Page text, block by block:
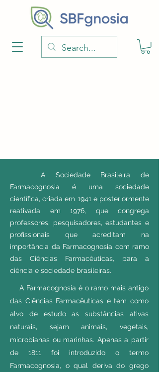
A Sociedade Brasileira de
Farmacognosia é uma sociedade
científica, criada em 1941 e posteriormente
reativada em 1976, que congrega
professores, pesquisadores, estudantes e
profissionais que acreditam na
importância da Farmacognosia com ramo
das Ciências Farmacêuticas, para a
ciência e sociedade brasileiras.
A Farmacognosia é o ramo mais antigo
das Ciências Farmacêuticas e tem como
alvo de estudo as substâncias ativas
naturais, sejam animais, vegetais,
microbianas ou marinhas. Apenas a partir
de 1811 foi introduzido o termo
Farmacognosia, o qual deriva do grego